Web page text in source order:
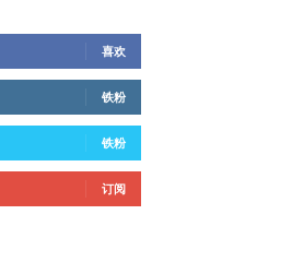
喜欢
铁粉
铁粉
订阅